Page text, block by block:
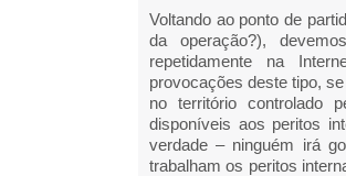
Voltando ao ponto de
da operação?),
repetidamente na
provocações deste tipo,
no território controlado
disponíveis aos peritos
verdade – ninguém irá
trabalham os peritos